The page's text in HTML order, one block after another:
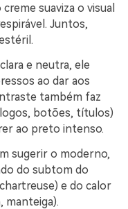
suaviza o visual
Juntos,
e neutra, ele
ao dar aos
também faz
botões, títulos)
ao preto intenso.
sugerir o moderno,
do subtom do
e do calor
manteiga).